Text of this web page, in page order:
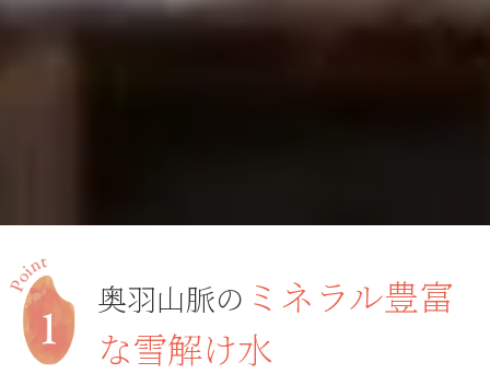
奥羽山脈の ミネラル豊富
な雪解け水